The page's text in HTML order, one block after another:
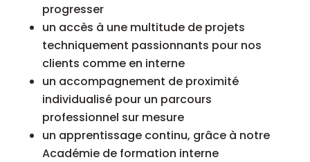
progresser
un accès à une multitude de projets
techniquement passionnants pour nos
clients comme en interne
un accompagnement de proximité
individualisé pour un parcours
professionnel sur mesure
un apprentissage continu, grâce à notre
Académie de formation interne